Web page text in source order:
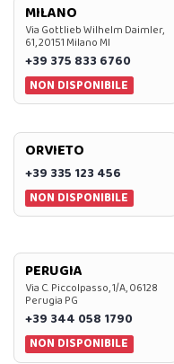
MILANO
Via Gottlieb Wilhelm Daimler,
61, 20151 Milano MI
+39 375 833 6760
NON DISPONIBILE
ORVIETO
+39 335 123 456
NON DISPONIBILE
PERUGIA
Via C. Piccolpasso, 1/A, 06128
Perugia PG
+39 344 058 1790
NON DISPONIBILE